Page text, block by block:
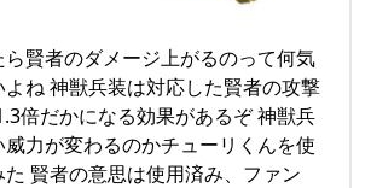
賢者のダメージ上がるのって何気
ね 神獣兵装は対応した賢者の攻撃
倍だかになる効果があるぞ 神獣兵
力が変わるのかチューリくんを使
賢者の意思は使用済み、ファン